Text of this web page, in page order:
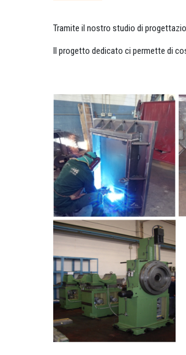
Tramite il nostro studio di
Il progetto dedicato ci permette di